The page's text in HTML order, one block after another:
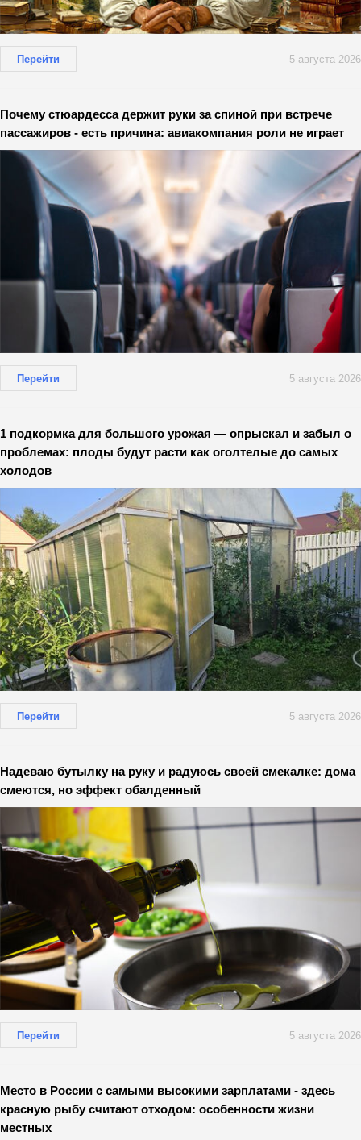
Перейти 5 августа 2026
Почему стюардесса держит руки за спиной при встрече
пассажиров - есть причина: авиакомпания роли не играет
Перейти 5 августа 2026
1 подкормка для большого урожая — опрыскал и забыл о
проблемах: плоды будут расти как оголтелые до самых
холодов
Перейти 5 августа 2026
Надеваю бутылку на руку и радуюсь своей смекалке: дома
смеются, но эффект обалденный
Перейти 5 августа 2026
Место в России с самыми высокими зарплатами - здесь
красную рыбу считают отходом: особенности жизни
местных